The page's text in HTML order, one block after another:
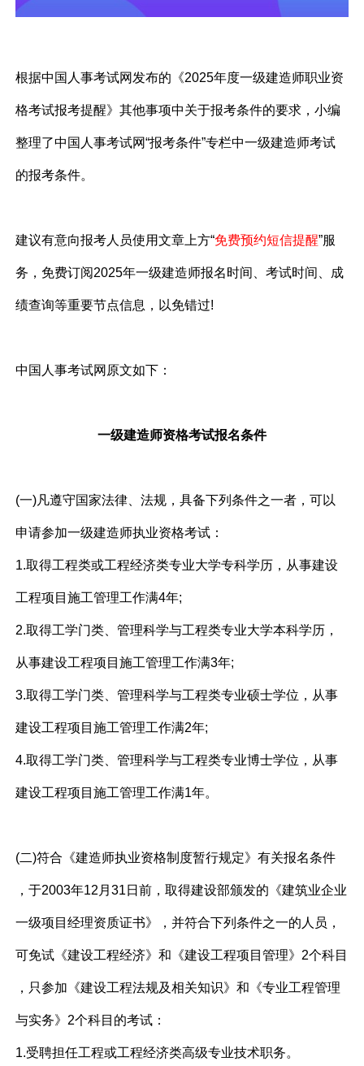
根据中国人事考试网发布的《2025年度一级建造师职业资
格考试报考提醒》其他事项中关于报考条件的要求，小编
整理了中国人事考试网“报考条件”专栏中一级建造师考试
的报考条件。
建议有意向报考人员使用文章上方“免费预约短信提醒”服
务，免费订阅2025年一级建造师报名时间、考试时间、成
绩查询等重要节点信息，以免错过!
中国人事考试网原文如下：
一级建造师资格考试报名条件
(一)凡遵守国家法律、法规，具备下列条件之一者，可以
申请参加一级建造师执业资格考试：
1.取得工程类或工程经济类专业大学专科学历，从事建设
工程项目施工管理工作满4年;
2.取得工学门类、管理科学与工程类专业大学本科学历，
从事建设工程项目施工管理工作满3年;
3.取得工学门类、管理科学与工程类专业硕士学位，从事
建设工程项目施工管理工作满2年;
4.取得工学门类、管理科学与工程类专业博士学位，从事
建设工程项目施工管理工作满1年。
(二)符合《建造师执业资格制度暂行规定》有关报名条件
，于2003年12月31日前，取得建设部颁发的《建筑业企业
一级项目经理资质证书》，并符合下列条件之一的人员，
可免试《建设工程经济》和《建设工程项目管理》2个科目
，只参加《建设工程法规及相关知识》和《专业工程管理
与实务》2个科目的考试：
1.受聘担任工程或工程经济类高级专业技术职务。